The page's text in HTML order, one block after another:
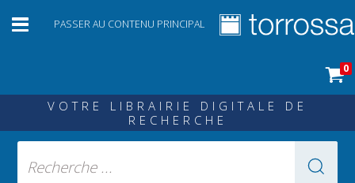
PASSER AU CONTENU PRINCIPAL
0
VOTRE LIBRAIRIE DIGITALE DE
RECHERCHE